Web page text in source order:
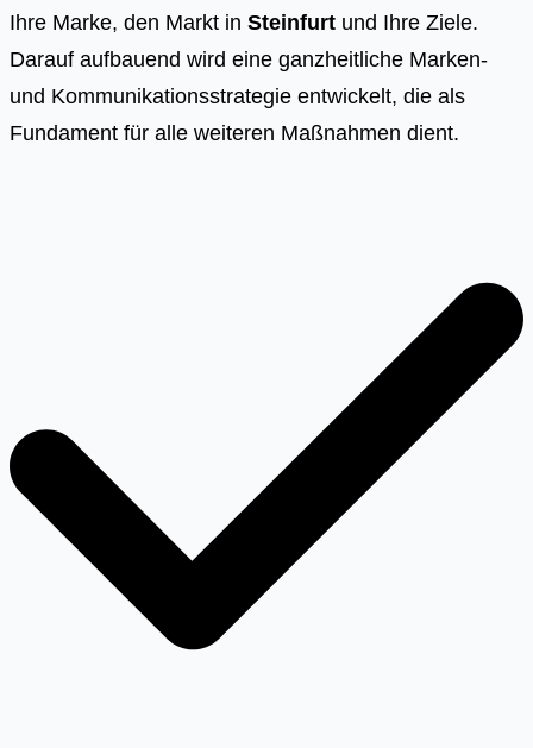
Ihre Marke, den Markt in Steinfurt und Ihre Ziele.
Darauf aufbauend wird eine ganzheitliche Marken-
und Kommunikationsstrategie entwickelt, die als
Fundament für alle weiteren Maßnahmen dient.